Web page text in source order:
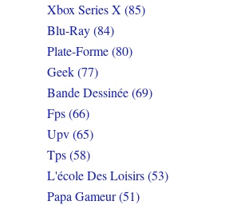
Xbox Series X (85)
Blu-Ray (84)
Plate-Forme (80)
Geek (77)
Bande Dessinée (69)
Fps (66)
Upv (65)
Tps (58)
L'école Des Loisirs (53)
Papa Gameur (51)